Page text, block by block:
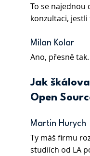
To se najednou
konzultaci,
Milan Kolar
Ano, přesně tak.
Jak
Open
Martin Hurych
Ty máš firmu
studiích od LA